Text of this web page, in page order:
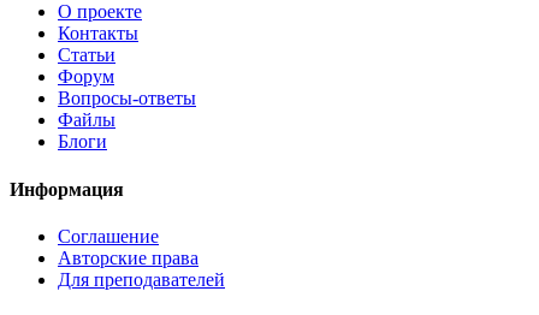
О проекте
Контакты
Статьи
Форум
Вопросы-ответы
Файлы
Блоги
Информация
Соглашение
Авторские права
Для преподавателей